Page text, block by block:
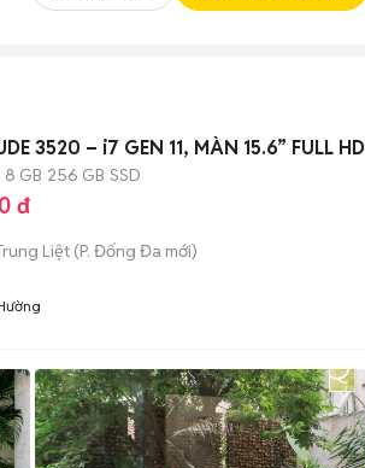
3520 – i7 GEN 11, MÀN 15.6” FULL HD
8 GB 256 GB SSD
đ
Liệt (P. Đống Đa mới)